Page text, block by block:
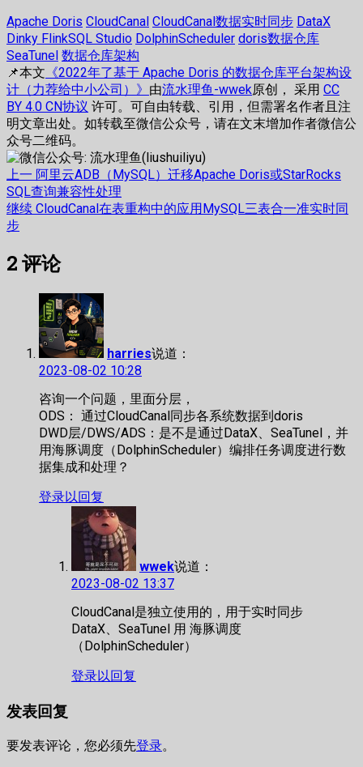
Apache Doris CloudCanal CloudCanal数据实时同步 DataX
Dinky FlinkSQL Studio DolphinScheduler doris数据仓库
SeaTunel 数据仓库架构
📌本文 《2022年了基于 Apache Doris 的数据仓库平台架构设
计（力荐给中小公司）》 由流水理鱼-wwek原创， 采用 CC
BY 4.0 CN协议 许可。可自由转载、引用，但需署名作者且注
明文章出处。如转载至微信公众号，请在文末增加作者微信公
众号二维码。
文
章
导
航
上一 上
篇
文
阿里云ADB（MySQL）迁移Apache Doris或StarRocks
SQL查询兼容性处理
继续 下
章：
CloudCanal在表重构中的应用MySQL三表合一准实时同
步
2评论
harries说道：
2023-08-02 10:28
咨询一个问题，里面分层，
ODS： 通过CloudCanal同步各系统数据到doris
DWD层/DWS/ADS：是不是通过DataX、SeaTunel，并
用海豚调度（DolphinScheduler）编排任务调度进行数
据集成和处理？
登录以回复
wwek说道：
2023-08-02 13:37
CloudCanal是独立使用的，用于实时同步
DataX、SeaTunel 用 海豚调度
（DolphinScheduler）
登录以回复
发表回复
要发表评论，您必须先登录。